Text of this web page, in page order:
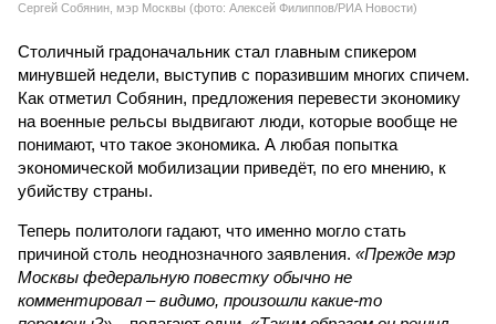
Сергей Собянин, мэр Москвы (фото: Алексей Филиппов/РИА Новости)
Столичный градоначальник стал главным спикером
минувшей недели, выступив с поразившим многих спичем.
Как отметил Собянин, предложения перевести экономику
на военные рельсы выдвигают люди, которые вообще не
понимают, что такое экономика. А любая попытка
экономической мобилизации приведёт, по его мнению, к
убийству страны.
Теперь политологи гадают, что именно могло стать
причиной столь неоднозначного заявления. «Прежде мэр
Москвы федеральную повестку обычно не
комментировал – видимо, произошли какие-то